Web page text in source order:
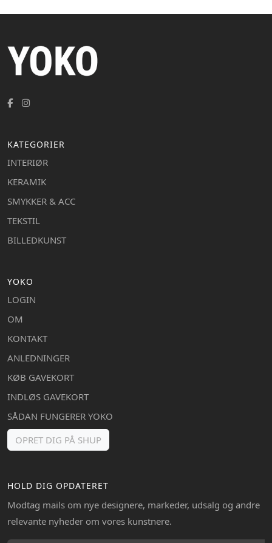
KATEGORIER
INTERIØR
KERAMIK
SMYKKER & ACC
TEKSTIL
BILLEDKUNST
YOKO
LOGIN
OM
KONTAKT
ANLEDNINGER
KØB GAVEKORT
INDLØS GAVEKORT
SÅDAN FUNGERER YOKO
OPRET DIG PÅ SHUP
HOLD DIG OPDATERET
Modtag mails om nye designere, markeder, udsalg og andre
relevante nyheder om vores kunstnere.